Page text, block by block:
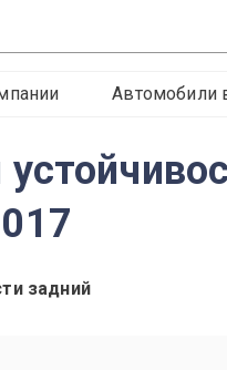
Автомобили
задний